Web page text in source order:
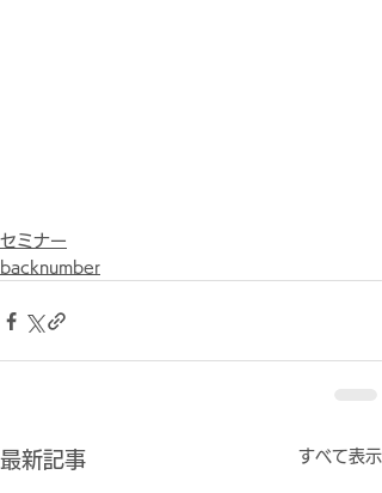
セミナー
backnumber
最新記事 すべて表示